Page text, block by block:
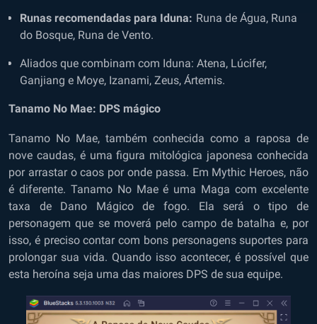
Runas recomendadas para Iduna: Runa de Água, Runa
do Bosque, Runa de Vento.
Aliados que combinam com Iduna: Atena, Lúcifer,
Ganjiang e Moye, Izanami, Zeus, Ártemis.
Tanamo No Mae: DPS mágico
Tanamo No Mae, também conhecida como a raposa de
nove caudas, é uma figura mitológica japonesa conhecida
por arrastar o caos por onde passa. Em Mythic Heroes, não
é diferente. Tanamo No Mae é uma Maga com excelente
taxa de Dano Mágico de fogo. Ela será o tipo de
personagem que se moverá pelo campo de batalha e, por
isso, é preciso contar com bons personagens suportes para
prolongar sua vida. Quando isso acontecer, é possível que
esta heroína seja uma das maiores DPS de sua equipe.